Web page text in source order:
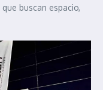
buscan espacio,